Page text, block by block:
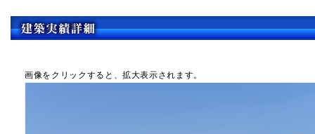
画像をクリックすると、拡大表示されます。